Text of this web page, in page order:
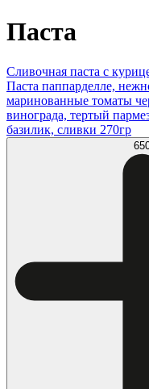
Паста
Сливочная паста с
Паста паппарделле,
маринованные томаты
винограда, тертый
базилик, сливки 270гр